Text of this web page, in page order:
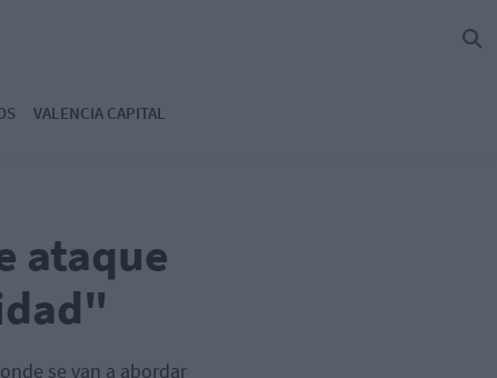
VALENCIA CAPITAL
ataque
se van a abordar